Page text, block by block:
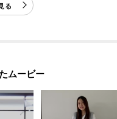
る
ムービー